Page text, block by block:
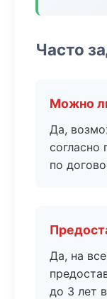
Часто
Можно
Да,
согласно
по
Да, на
до 3 лет